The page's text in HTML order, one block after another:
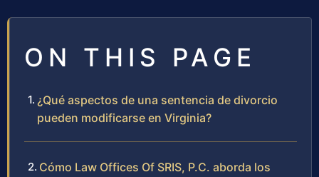
ON THIS PAGE
¿Qué aspectos de una sentencia de divorcio
pueden modificarse en Virginia?
Cómo Law Offices Of SRIS, P.C. aborda los